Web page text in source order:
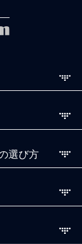
選び方